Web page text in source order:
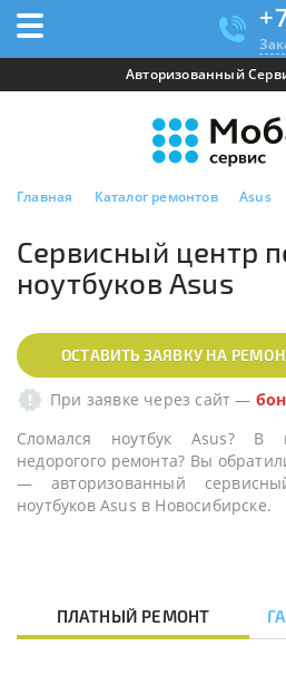
Авторизованный
Главная Каталог ремонтов Asus
Сервисный центр
ноутбуков Asus
ОСТАВИТЬ ЗАЯВКУ НА
При заявке через сайт —
Сломался ноутбук Asus? В
недорогого ремонта? Вы
— авторизованный
ноутбуков Asus в Новосибирске.
ПЛАТНЫЙ РЕМОНТ